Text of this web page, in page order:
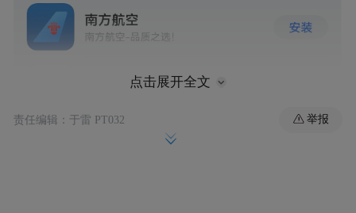
点击展开全文
责任编辑：于雷 PT032 举报